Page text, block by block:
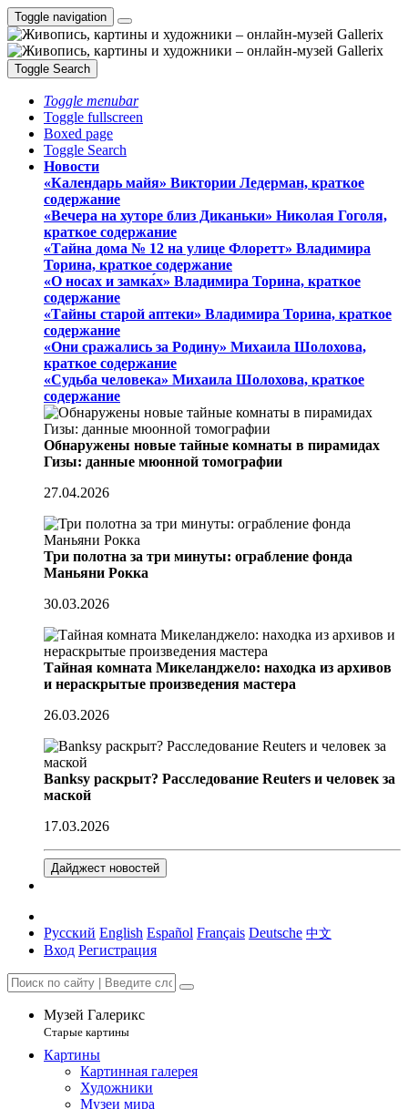
Toggle navigation
Toggle Search
Toggle menubar
Toggle fullscreen
Boxed page
Toggle Search
Новости
«Календарь майя» Виктории Ледерман, краткое
содержание
«Вечера на хуторе близ Диканьки» Николая Гоголя,
краткое содержание
«Тайна дома № 12 на улице Флоретт» Владимира
Торина, краткое содержание
«О носах и замка́х» Владимира Торина, краткое
содержание
«Тайны старой аптеки» Владимира Торина, краткое
содержание
«Они сражались за Родину» Михаила Шолохова,
краткое содержание
«Судьба человека» Михаила Шолохова, краткое
содержание
Обнаружены новые тайные комнаты в пирамидах
Гизы: данные мюонной томографии
27.04.2026
Три полотна за три минуты: ограбление фонда
Маньяни Рокка
30.03.2026
Тайная комната Микеланджело: находка из архивов
и нераскрытые произведения мастера
26.03.2026
Banksy раскрыт? Расследование Reuters и человек за
маской
17.03.2026
Дайджест новостей
Русский English Español Français Deutsche 中文
Вход Регистрация
Музей Галерикс
Старые картины
Картины
Картинная галерея
Художники
Музеи мира